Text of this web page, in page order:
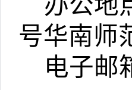
号华南师
电子邮